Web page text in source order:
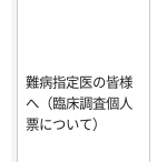
難病指定医の皆様
へ（臨床調査個人
票について）